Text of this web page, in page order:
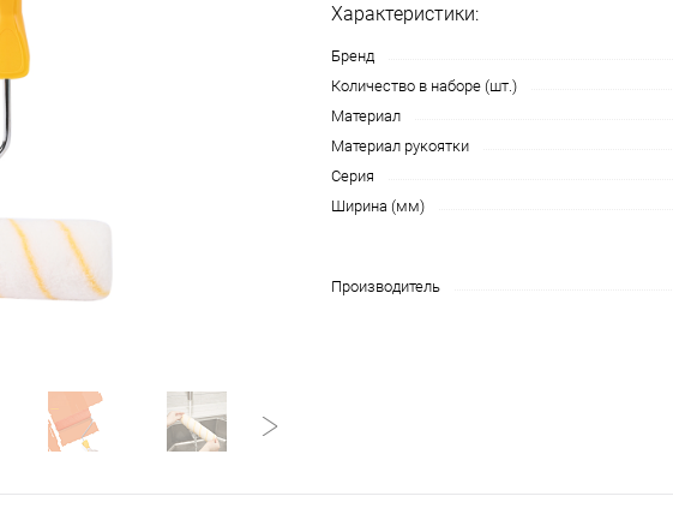
Характеристики:
Бренд
Количество в наборе (шт.)
Материал
Материал рукоятки
Серия
Ширина (мм)
Производитель